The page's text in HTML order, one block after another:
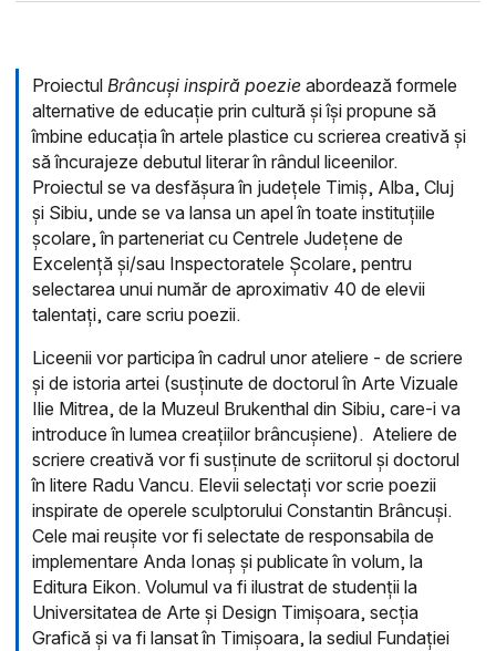
Proiectul Brâncuși inspiră poezie abordează formele
alternative de educație prin cultură și își propune să
îmbine educația în artele plastice cu scrierea creativă și
să încurajeze debutul literar în rândul liceenilor.
Proiectul se va desfășura în județele Timiș, Alba, Cluj
și Sibiu, unde se va lansa un apel în toate instituțiile
școlare, în parteneriat cu Centrele Județene de
Excelență și/sau Inspectoratele Școlare, pentru
selectarea unui număr de aproximativ 40 de elevii
talentați, care scriu poezii.
Liceenii vor participa în cadrul unor ateliere - de scriere
și de istoria artei (susținute de doctorul în Arte Vizuale
Ilie Mitrea, de la Muzeul Brukenthal din Sibiu, care-i va
introduce în lumea creațiilor brâncușiene). Ateliere de
scriere creativă vor fi susținute de scriitorul și doctorul
în litere Radu Vancu. Elevii selectați vor scrie poezii
inspirate de operele sculptorului Constantin Brâncuși.
Cele mai reușite vor fi selectate de responsabila de
implementare Anda Ionaș și publicate în volum, la
Editura Eikon. Volumul va fi ilustrat de studenții la
Universitatea de Arte și Design Timișoara, secția
Grafică și va fi lansat în Timișoara, la sediul Fundației